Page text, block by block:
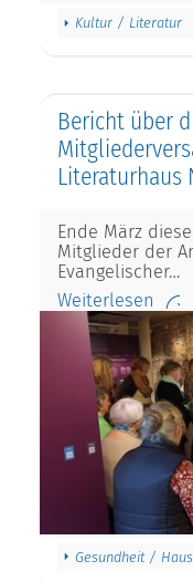
Kultur / Literatur
Bericht über
Literaturhaus
Ende März
Mitglieder der
Evangelischer…
Weiterlesen
Gesundheit /